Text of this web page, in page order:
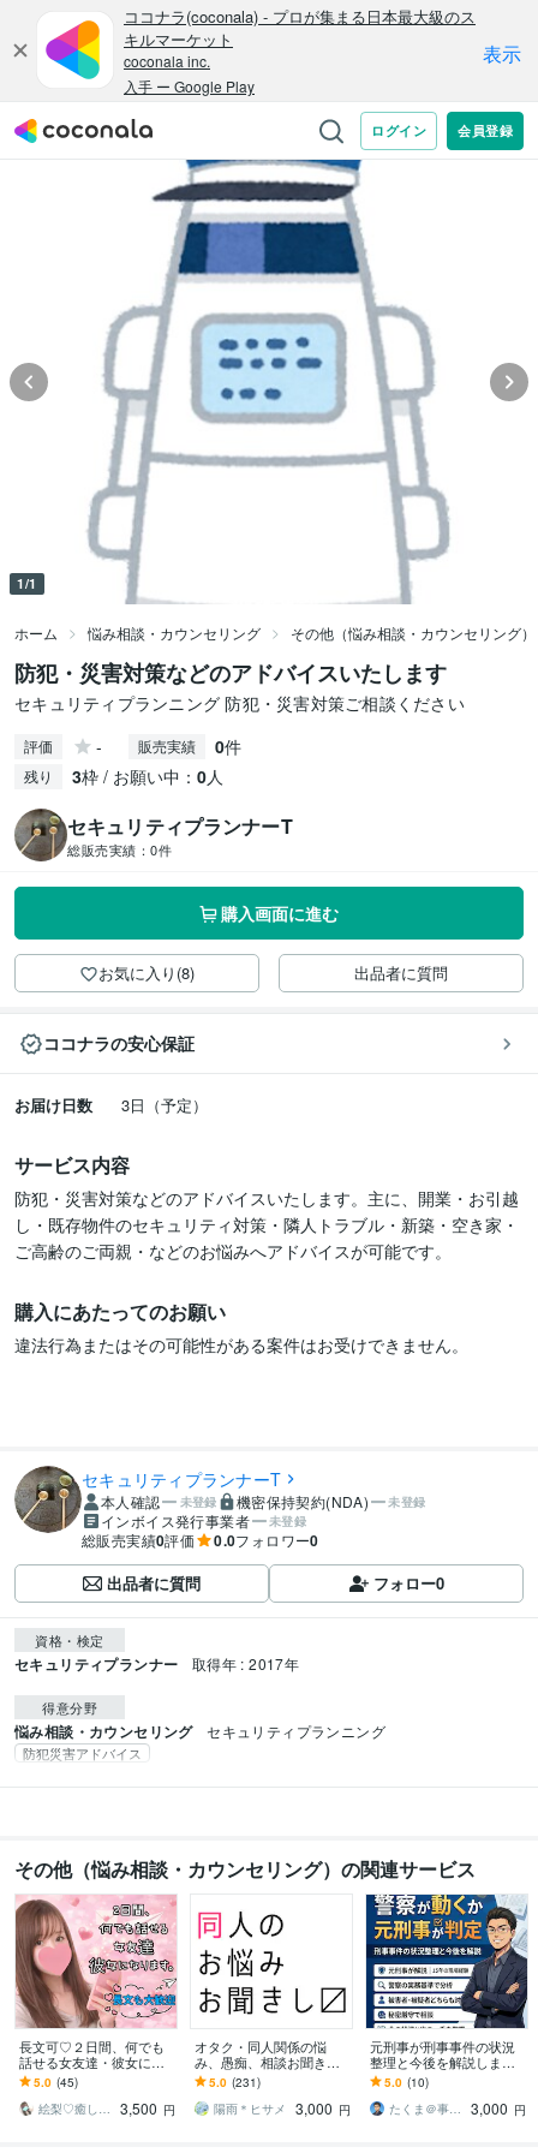
1/1
ホーム 悩み相談・カウンセリング その他（悩み相談・カウンセリング）
防犯・災害対策などのアドバイスいたします
セキュリティプランニング 防犯・災害対策ご相談ください
評価 - 販売実績 0件
残り 3枠 / お願い中： 0人
セキュリティプランナーT
総販売実績： 0件
購入画面に進む
お気に入り(8) 出品者に質問
ココナラの安心保証
お届け日数 3日（予定）
サービス内容
防犯・災害対策などのアドバイスいたします。主に、開業・お引越
し・既存物件のセキュリティ対策・隣人トラブル・新築・空き家・
ご高齢のご両親・などのお悩みへアドバイスが可能です。
購入にあたってのお願い
違法行為またはその可能性がある案件はお受けできません。
セキュリティプランナーT
本人確認 未登録 機密保持契約(NDA) 未登録
インボイス発行事業者 未登録
総販売実績0評価 0.0フォロワー0
出品者に質問 フォロー0
資格・検定
セキュリティプランナー 取得年 : 2017年
得意分野
悩み相談・カウンセリング セキュリティプランニング
防犯災害アドバイス
その他（悩み相談・カウンセリング）の関連サービス
長文可♡２日間、何でも
話せる女友達・彼女にな
ります 回数無制限♡秘密
の話・LINE添削・恋愛相
談・悩み相談・管理
5.0 (45)
絵梨♡癒し系関西OL
3,500 円
オタク・同人関係の悩
み、愚痴、相談お聞きし
ます オタ活や同人界隈で
困ったこと・疲れたこと
がある貴方へ
5.0 (231)
陽雨＊ヒサメ
3,000 円
元刑事が刑事事件の状況
整理と今後を解説します
【元警察官（刑事）】今
の状況と今後の見通しを
実務目線で整理
5.0 (10)
たくま＠事件相談（警察官歴15年）
3,000 円